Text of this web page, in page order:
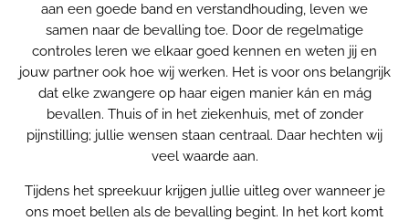
aan een goede band en verstandhouding, leven we
samen naar de bevalling toe. Door de regelmatige
controles leren we elkaar goed kennen en weten jij en
jouw partner ook hoe wij werken. Het is voor ons belangrijk
dat elke zwangere op haar eigen manier kán en mág
bevallen. Thuis of in het ziekenhuis, met of zonder
pijnstilling; jullie wensen staan centraal. Daar hechten wij
veel waarde aan.
Tijdens het spreekuur krijgen jullie uitleg over wanneer je
ons moet bellen als de bevalling begint. In het kort komt